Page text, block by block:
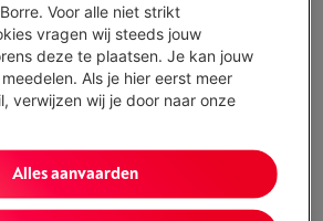
je gegevens in en onze experten bellen
op om je te helpen de juiste keuze te
vraag advies
Voor alle niet strikt
vragen wij steeds jouw
deze te plaatsen. Je kan jouw
Als je hier eerst meer
verwijzen wij je door naar onze
Alles aanvaarden